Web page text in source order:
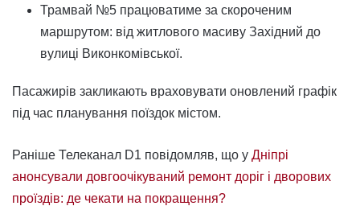
Трамвай №5 працюватиме за скороченим
маршрутом: від житлового масиву Західний до
вулиці Виконкомівської.
Пасажирів закликають враховувати оновлений графік
під час планування поїздок містом.
Раніше Телеканал D1 повідомляв, що у Дніпрі
анонсували довгоочікуваний ремонт доріг і дворових
проїздів: де чекати на покращення?